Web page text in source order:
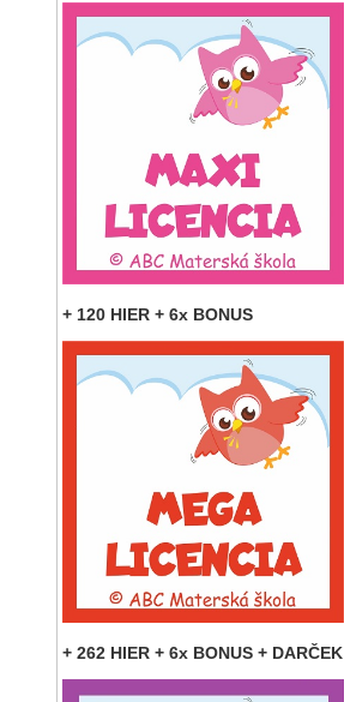
+ 120 HIER + 6x BONUS
+ 262 HIER + 6x BONUS + DARČEK